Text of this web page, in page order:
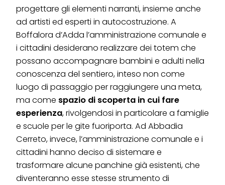
progettare gli elementi narranti, insieme anche
ad artisti ed esperti in autocostruzione. A
Boffalora d’Adda l’amministrazione comunale e
i cittadini desiderano realizzare dei totem che
possano accompagnare bambini e adulti nella
conoscenza del sentiero, inteso non come
luogo di passaggio per raggiungere una meta,
ma come spazio di scoperta in cui fare
esperienza, rivolgendosi in particolare a famiglie
e scuole per le gite fuoriporta. Ad Abbadia
Cerreto, invece, l’amministrazione comunale e i
cittadini hanno deciso di sistemare e
trasformare alcune panchine già esistenti, che
diventeranno esse stesse strumento di